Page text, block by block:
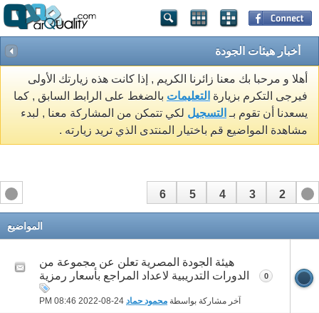
أخبار هيئات الجودة
أهلا و مرحبا بك معنا زائرنا الكريم , إذا كانت هذه زيارتك الأولى
فيرجى التكرم بزيارة التعليمات بالضغط على الرابط السابق , كما
يسعدنا أن تقوم بـ التسجيل لكي تتمكن من المشاركة معنا , لبدء
مشاهدة المواضيع قم باختيار المنتدى الذي تريد زيارته .
1
2
3
4
5
6
المواضيع
هيئة الجودة المصرية تعلن عن مجموعة من
الدورات التدريبية لاعداد المراجع بأسعار رمزية
آخر مشاركة بواسطة محمود حماد 08:46 PM
0